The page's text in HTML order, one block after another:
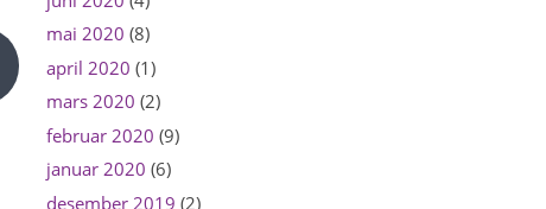
mai 2020 (8)
april 2020 (1)
mars 2020 (2)
februar 2020 (9)
januar 2020 (6)
desember 2019 (2)